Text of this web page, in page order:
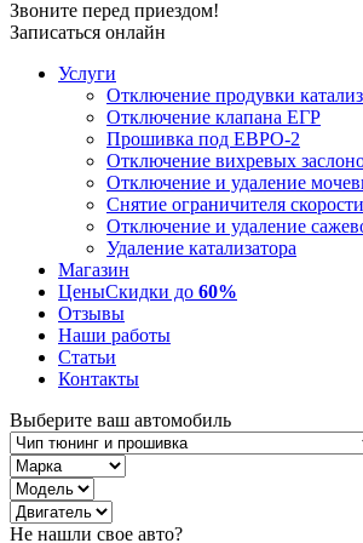
Звоните перед приездом!
Записаться онлайн
Услуги
Отключение продувки
Отключение клапана ЕГР
Прошивка под ЕВРО-2
Отключение вихревых
Отключение и удаление
Снятие ограничителя скорости
Отключение и удаление
Удаление катализатора
Магазин
ЦеныСкидки до 60%
Отзывы
Наши работы
Статьи
Контакты
Выберите ваш автомобиль
Не нашли свое авто?